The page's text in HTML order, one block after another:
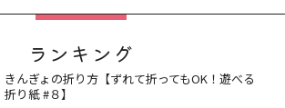
ランキング
きんぎょの折り方【ずれて折ってもOK！遊べる
折り紙 #８】